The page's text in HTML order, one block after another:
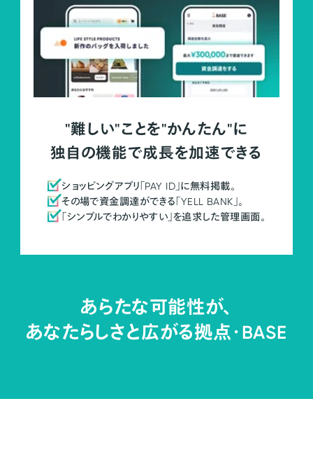
"難しい"ことを"かんたん"に
独自の機能で成長を加速できる
ショッピングアプリ「PAY ID」に無料掲載。
その場で資金調達ができる「YELL BANK」。
「シンプルでわかりやすい」を追求した管理画面。
あらたな可能性が、
あなたらしさと広がる拠点・BASE